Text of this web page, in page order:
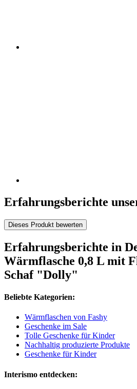
Erfahrungsberichte
Dieses Produkt bewerten
Erfahrungsberichte in
Wärmflasche 0,8 L mit
Schaf "Dolly"
Beliebte Kategorien:
Wärmflaschen von Fashy
Geschenke im Sale
Tolle Geschenke für Kinder
Nachhaltig produzierte Produkte
Geschenke für Kinder
Interismo entdecken: